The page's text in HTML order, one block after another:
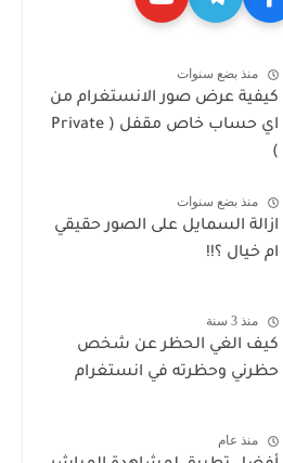
منذ بضع سنوات
كيفية عرض صور الانستغرام من
اي حساب خاص مقفل ( Private
)
منذ بضع سنوات
ازالة السمايل على الصور حقيقي
ام خيال ؟!!
منذ 3 سنة
كيف الغي الحظر عن شخص
حظرني وحظرته في انستغرام
منذ عام